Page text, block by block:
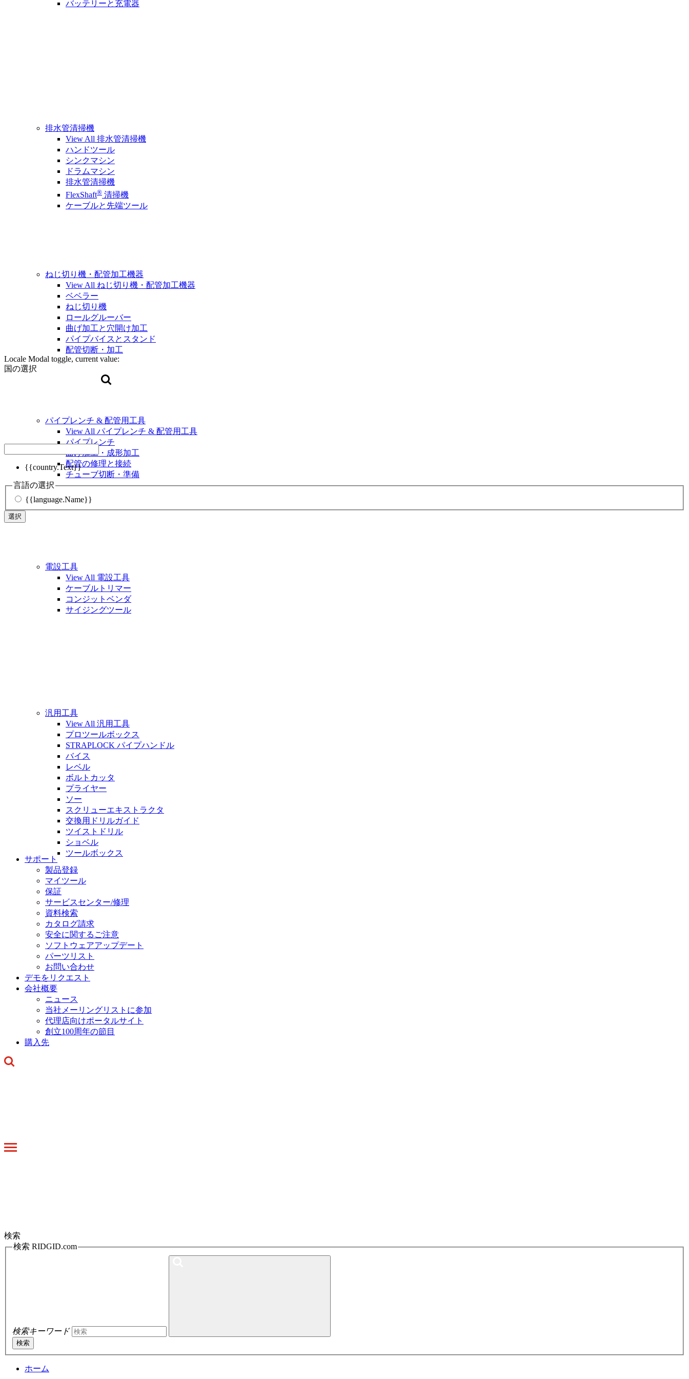
Locale Modal toggle, current value:
国の選択
{{country.Text}}
言語の選択
{{language.Name}}
選択
バッテリーと充電器
排水管清掃機
View All 排水管清掃機
ハンドツール
シンクマシン
ドラムマシン
排水管清掃機
FlexShaft® 清掃機
ケーブルと先端ツール
ねじ切り機・配管加工機器
View All ねじ切り機・配管加工機器
ベベラー
ねじ切り機
ロールグルーバー
曲げ加工と穴開け加工
パイプバイスとスタンド
配管切断・加工
パイプレンチ & 配管用工具
View All パイプレンチ & 配管用工具
パイプレンチ
曲げ加工・成形加工
配管の修理と接続
チューブ切断・準備
電設工具
View All 電設工具
ケーブルトリマー
コンジットベンダ
サイジングツール
汎用工具
View All 汎用工具
プロツールボックス
STRAPLOCK パイプハンドル
バイス
レベル
ボルトカッタ
プライヤー
ソー
スクリューエキストラクタ
交換用ドリルガイド
ツイストドリル
ショベル
ツールボックス
サポート
製品登録
マイツール
保証
サービスセンター/修理
資料検索
カタログ請求
安全に関するご注意
ソフトウェアアップデート
パーツリスト
お問い合わせ
デモをリクエスト
会社概要
ニュース
当社メーリングリストに参加
代理店向けポータルサイト
創立100周年の節目
購入先
Toggle
検索
検索 RIDGID.com
検索キーワード
検索
ホーム